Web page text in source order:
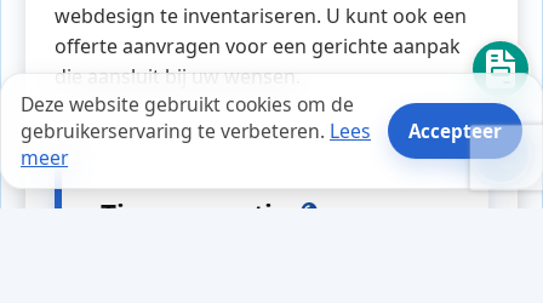
webdesign te inventariseren. U kunt ook een
offerte aanvragen voor een gerichte aanpak
die aansluit bij uw wensen.
Tips en weetjes
Deze website gebruikt cookies om de
gebruikerservaring te verbeteren. Lees
meer
Accepteer